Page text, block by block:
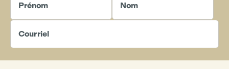
Prénom Nom
Courriel